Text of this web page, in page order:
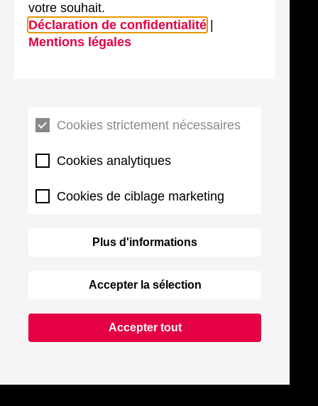
votre souhait.
Déclaration de confidentialité
Mentions légales
Cookies strictement nécessaires
Cookies analytiques
Cookies de ciblage marketing
Plus d'informations
Accepter la sélection
Accepter tout